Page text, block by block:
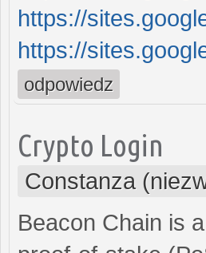
https://
https://
odpowiedz
Crypto Login
Constanza
Beacon Chain is